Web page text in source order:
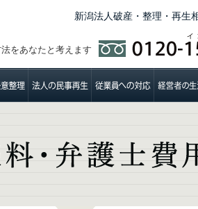
新潟法人破産・整理・再生
をあなたと考えます